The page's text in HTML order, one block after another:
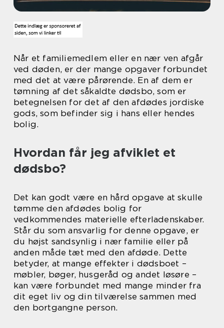
Når et familiemedlem eller en nær ven afgår
ved døden, er der mange opgaver forbundet
med det at være pårørende. En af dem er
tømning af det såkaldte dødsbo, som er
betegnelsen for det af den afdødes jordiske
gods, som befinder sig i hans eller hendes
bolig.
Hvordan får jeg afviklet et
dødsbo?
Det kan godt være en hård opgave at skulle
tømme den afdødes bolig for
vedkommendes materielle efterladenskaber.
Står du som ansvarlig for denne opgave, er
du højst sandsynlig i nær familie eller på
anden måde tæt med den afdøde. Dette
betyder, at mange effekter i dødsboet –
møbler, bøger, husgeråd og andet løsøre –
kan være forbundet med mange minder fra
dit eget liv og din tilværelse sammen med
den bortgangne person.